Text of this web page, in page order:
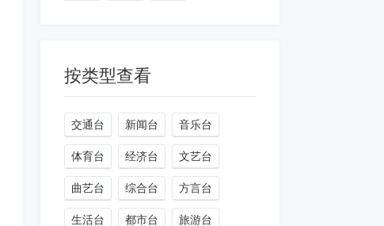
按类型查看
交通台 新闻台 音乐台
体育台 经济台 文艺台
曲艺台 综合台 方言台
生活台 都市台 旅游台